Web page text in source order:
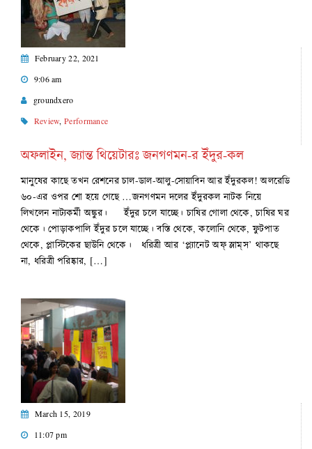
February 22, 2021
9:06 am
groundxero
Review,Performance
অফলাইন, জ্যান্ত থিয়েটারঃ জনগণমন-র ইঁদুর-কল
মানুষের কাছে তখন রেশনের চাল-ডাল-আলু-সোয়াবিন আর ইঁদুরকল! অলরেডি
৬০-এর ওপর শো হয়ে গেছে …জনগণমন দলের ইঁদুরকল নাটক নিয়ে
লিখলেন নাট্যকর্মী অঙ্কুর। ইঁদুর চলে যাচ্ছে। চাষির গোলা থেকে, চাষির ঘর
থেকে। পোড়াকপালি ইঁদুর চলে যাচ্ছে। বস্তি থেকে, কলোনি থেকে, ফুটপাত
থেকে, প্লাস্টিকের ছাউনি থেকে। ধরিত্রী আর ‘প্ল্যানেট অফ্‌ স্লাম্‌স’ থাকছে
না, ধরিত্রী পরিষ্কার, […]
March 15, 2019
11:07 pm